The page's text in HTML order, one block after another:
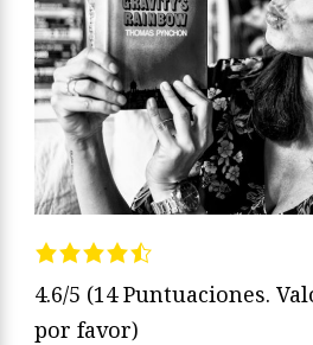
4.6/5 (14 Puntuaciones.
por favor)